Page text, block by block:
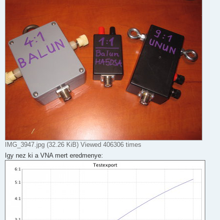
IMG_3947.jpg (32.26 KiB) Viewed 406306 times
Igy nez ki a VNA mert eredmenye: